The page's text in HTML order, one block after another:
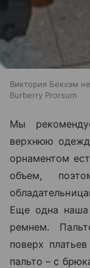
Виктория Бекхэм
Burberry Prorsum
Мы
верхнюю
орнаментом
объем,
Еще одна наша
ремнем.
поверх
пальто – с